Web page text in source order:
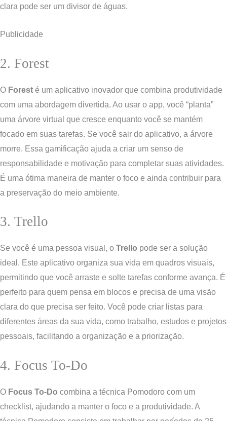
clara pode ser um divisor de águas.
Publicidade
2. Forest
O Forest é um aplicativo inovador que combina produtividade
com uma abordagem divertida. Ao usar o app, você “planta”
uma árvore virtual que cresce enquanto você se mantém
focado em suas tarefas. Se você sair do aplicativo, a árvore
morre. Essa gamificação ajuda a criar um senso de
responsabilidade e motivação para completar suas atividades.
É uma ótima maneira de manter o foco e ainda contribuir para
a preservação do meio ambiente.
3. Trello
Se você é uma pessoa visual, o Trello pode ser a solução
ideal. Este aplicativo organiza sua vida em quadros visuais,
permitindo que você arraste e solte tarefas conforme avança. É
perfeito para quem pensa em blocos e precisa de uma visão
clara do que precisa ser feito. Você pode criar listas para
diferentes áreas da sua vida, como trabalho, estudos e projetos
pessoais, facilitando a organização e a priorização.
4. Focus To-Do
O Focus To-Do combina a técnica Pomodoro com um
checklist, ajudando a manter o foco e a produtividade. A